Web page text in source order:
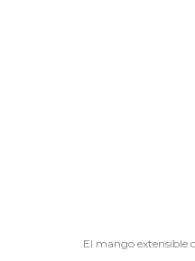
El mango extensible